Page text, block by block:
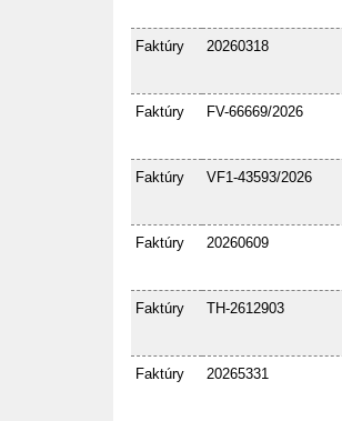
Faktúry 20260318
Faktúry FV-66669/2026
Faktúry VF1-43593/2026
Faktúry 20260609
Faktúry TH-2612903
Faktúry 20265331